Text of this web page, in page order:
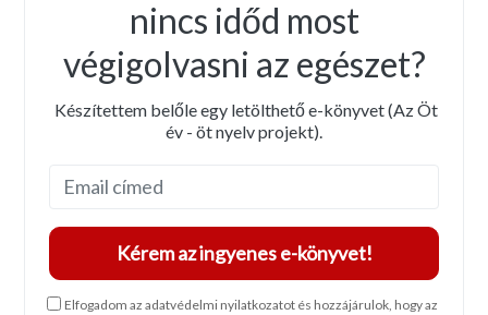
nincs időd most
végigolvasni az egészet?
Készítettem belőle egy letölthető e-könyvet (Az Öt
év - öt nyelv projekt).
Elfogadom az adatvédelmi nyilatkozatot és hozzájárulok, hogy az